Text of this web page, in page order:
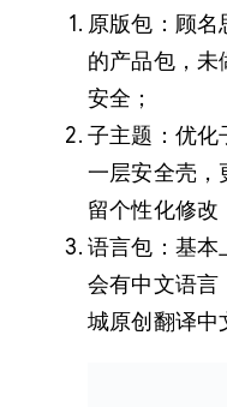
原版包：顾名
的产品包，未
安全；
子主题：优化
一层安全壳，
留个性化修改
语言包：基本
会有中文语言
城原创翻译中